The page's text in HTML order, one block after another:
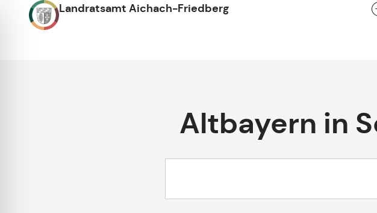
Landratsamt Aichach-Friedberg
Altbayern in